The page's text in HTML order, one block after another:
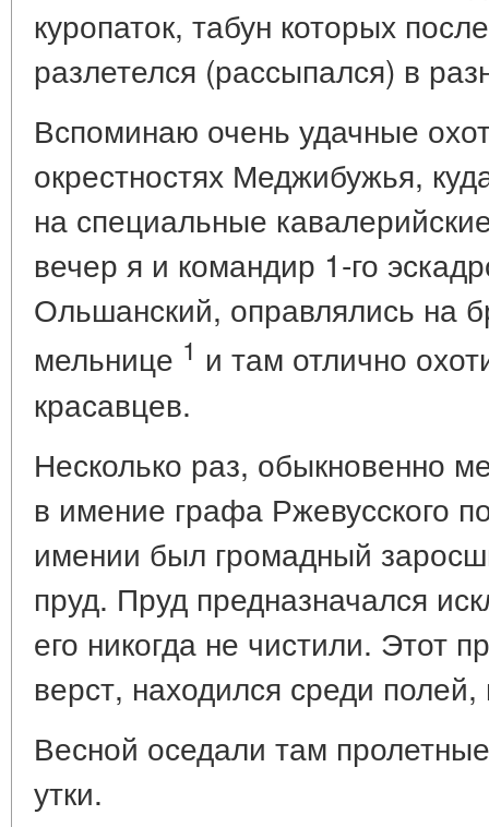
куропаток, табун которых
разлетелся (рассыпался) в
Вспоминаю очень удачные
окрестностях Меджибужья,
на специальные
вечер я и командир 1-го
Ольшанский, оправлялись на
мельнице 1 и там отлично
красавцев.
Несколько раз, обыкновенно
в имение графа Ржевусского
имении был громадный
пруд. Пруд предназначался
его никогда не чистили. Этот
верст, находился среди
Весной оседали там
утки.